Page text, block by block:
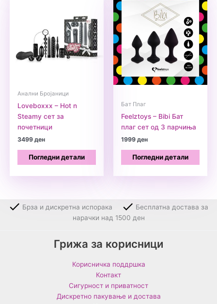
Анални Бројаници
Loveboxxx – Hot n
Steamy сет за
почетници
3499ден
Погледни детали
Бат Плаг
Feelztoys – Bibi Бат
плаг сет од 3 парчиња
1999ден
Погледни детали
Брза и дискретна испорака
Бесплатна достава за
нарачки над 1500 ден
Грижа за корисници
Корисничка поддршка
Контакт
Сигурност и приватност
Дискретно пакување и достава